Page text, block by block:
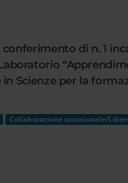
conferimento di n. 1
Scienze per la
Collaborazione occasionale/